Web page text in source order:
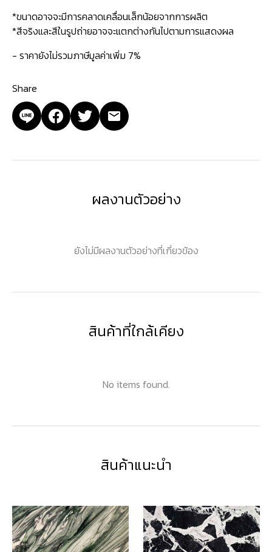
*ขนาดอาจจะมีการคลาดเคลื่อนเล็กน้อยจากการผลิต
*สีจริงและสีในรูปถ่ายอาจจะแตกต่างกันไปตามการแสดงผล
- ราคายังไม่รวมภาษีมูลค่าเพิ่ม 7%
Share
ผลงานตัวอย่าง
ยังไม่มีผลงานตัวอย่างที่เกี่ยวข้อง
สินค้าที่ใกล้เคียง
No items found.
สินค้าแนะนำ